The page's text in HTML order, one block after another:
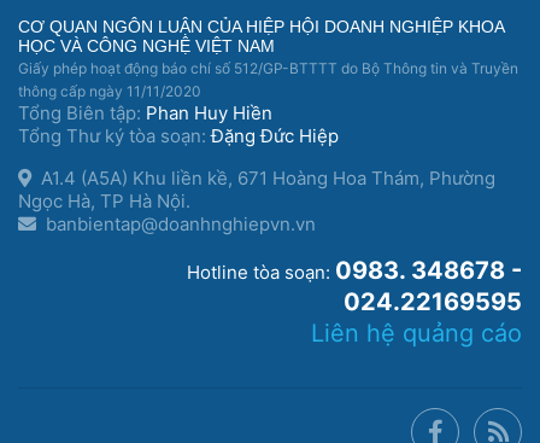
CƠ QUAN NGÔN LUẬN CỦA HIỆP HỘI DOANH NGHIỆP KHOA
HỌC VÀ CÔNG NGHỆ VIỆT NAM
Giấy phép hoạt động báo chí số 512/GP-BTTTT do Bộ Thông tin và Truyền
thông cấp ngày 11/11/2020
Tổng Biên tập: Phan Huy Hiền
Tổng Thư ký tòa soạn:Đặng Đức Hiệp
A1.4 (A5A) Khu liền kề, 671 Hoàng Hoa Thám, Phường
Ngọc Hà, TP Hà Nội.
banbientap@doanhnghiepvn.vn
Hotline tòa soạn: 0983. 348678 -
024.22169595
Liên hệ quảng cáo